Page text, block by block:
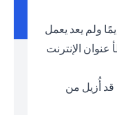
ولم يعد يعمل
الإنترنت
أُزيل من